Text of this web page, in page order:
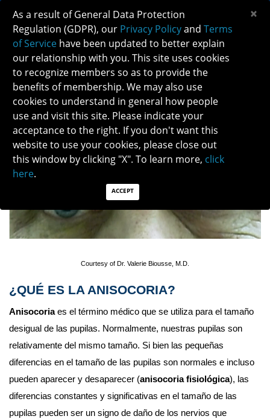
ANISOCORIA
Descargar PDF aquí
Courtesy of Dr. Valerie Biousse, M.D.
¿QUÉ ES LA ANISOCORIA?
Anisocoria es el término médico que se utiliza para el tamaño
desigual de las pupilas. Normalmente, nuestras pupilas son
relativamente del mismo tamaño. Si bien las pequeñas
diferencias en el tamaño de las pupilas son normales e incluso
pueden aparecer y desaparecer (anisocoria fisiológica), las
diferencias constantes y significativas en el tamaño de las
pupilas pueden ser un signo de daño de los nervios que
As a result of General Data Protection
Regulation (GDPR), our Privacy Policyand Terms
of Service have been updated to better explain
our relationship with you. This site uses cookies
to recognize members so as to provide the
benefits of membership. We may also use
cookies to understand in general how people
use and visit this site. Please indicate your
acceptance to the right. If you don't want this
website to use your cookies, please close out
this window by clicking "X". To learn more, click
here.
ACCEPT
×